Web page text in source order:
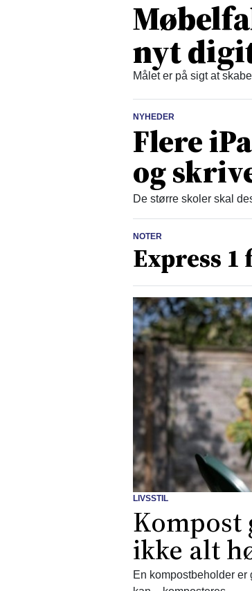
nyt
Målet er på sigt at
NYHEDER
Flere
og
De større skoler skal
NOTER
Express
LIVSSTIL
Kompost
ikke alt
En kompostbeholder